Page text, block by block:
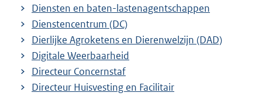
Diensten en baten-lastenagentschappen
Dienstencentrum (DC)
Dierlijke Agroketens en Dierenwelzijn (DAD)
Digitale Weerbaarheid
Directeur Concernstaf
Directeur Huisvesting en Facilitair